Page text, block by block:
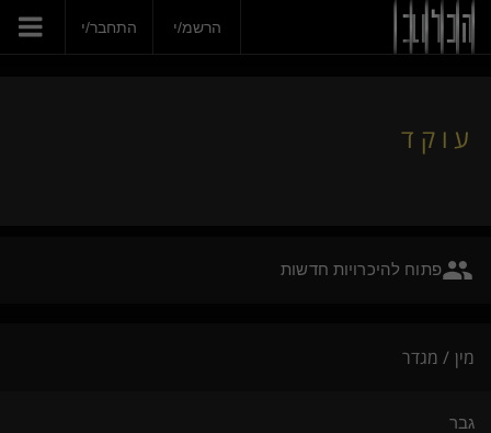
הצטרפי עכשיו
הרשמ/י התחבר/י
ע ו ק ד
ע ו ק ד
פתוח להיכרויות חדשות
מין / מגדר
גבר